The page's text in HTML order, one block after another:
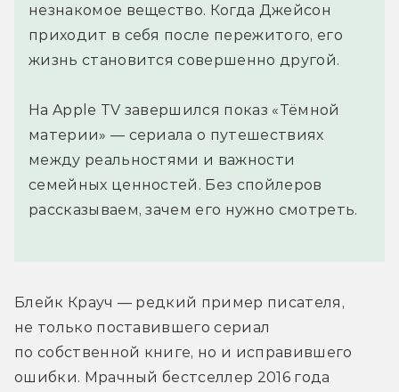
незнакомое вещество. Когда Джейсон
приходит в себя после пережитого, его
жизнь становится совершенно другой.
На Apple TV завершился показ «Тёмной
материи» — сериала о путешествиях
между реальностями и важности
семейных ценностей. Без спойлеров
рассказываем, зачем его нужно смотреть.
Блейк Крауч — редкий пример писателя,
не только поставившего сериал
по собственной книге, но и исправившего
ошибки. Мрачный бестселлер 2016 года